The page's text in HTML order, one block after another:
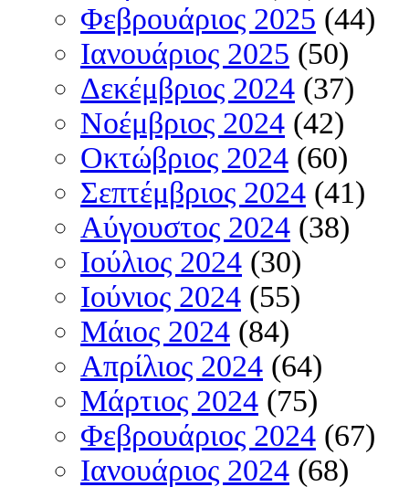
Φεβρουάριος 2025 (44)
Ιανουάριος 2025 (50)
Δεκέμβριος 2024 (37)
Νοέμβριος 2024 (42)
Οκτώβριος 2024 (60)
Σεπτέμβριος 2024 (41)
Αύγουστος 2024 (38)
Ιούλιος 2024 (30)
Ιούνιος 2024 (55)
Μάιος 2024 (84)
Απρίλιος 2024 (64)
Μάρτιος 2024 (75)
Φεβρουάριος 2024 (67)
Ιανουάριος 2024 (68)